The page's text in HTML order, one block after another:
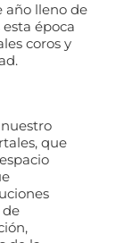
año lleno de
época
coros y
que
de